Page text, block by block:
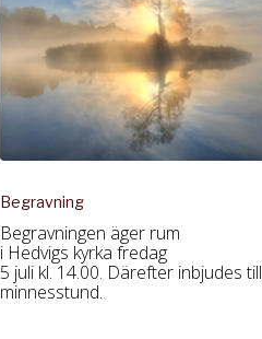
Begravning
Begravningen äger rum
i Hedvigs kyrka fredag
5 juli kl. 14.00. Därefter inbjudes till
minnesstund.